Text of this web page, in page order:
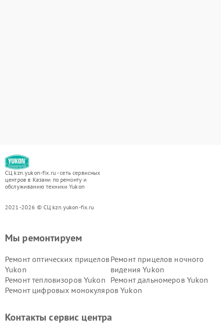
СЦ kzn.yukon-fix.ru - сеть сервисных
центров в Казани по ремонту и
обслуживанию техники Yukon
2021-2026 © СЦ kzn.yukon-fix.ru
Мы ремонтируем
Ремонт оптических прицелов
Yukon
Ремонт прицелов ночного
видения Yukon
Ремонт тепловизоров Yukon Ремонт дальномеров Yukon
Ремонт цифровых монокуляров Yukon
Контакты сервис центра